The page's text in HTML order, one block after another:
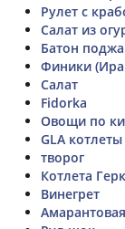
Рулет с
Салат из
Батон
Финики
Салат
Fidorka
Овощи по
GLA
творог
Котлета
Винегрет